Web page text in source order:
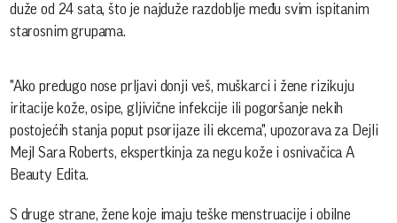
duže od 24 sata, što je najduže razdoblje među svim ispitanim
starosnim grupama.
"Ako predugo nose prljavi donji veš, muškarci i žene rizikuju
iritacije kože, osipe, gljivične infekcije ili pogoršanje nekih
postojećih stanja poput psorijaze ili ekcema", upozorava za Dejli
Mejl Sara Roberts, ekspertkinja za negu kože i osnivačica A
Beauty Edita.
S druge strane, žene koje imaju teške menstruacije i obilne